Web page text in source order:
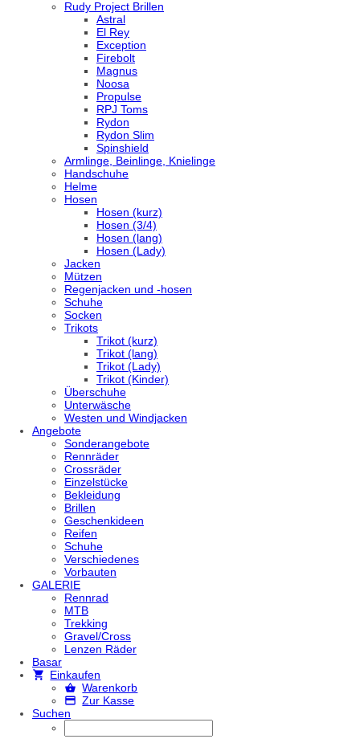
Rudy Project Brillen
Astral
El Rey
Exception
Firebolt
Magnus
Noosa
Propulse
RPJ Toms
Rydon
Rydon Slim
Spinshield
Armlinge, Beinlinge, Knielinge
Handschuhe
Helme
Hosen
Hosen (kurz)
Hosen (3/4)
Hosen (lang)
Hosen (Lady)
Jacken
Mützen
Regenjacken und -hosen
Schuhe
Socken
Trikots
Trikot (kurz)
Trikot (lang)
Trikot (Lady)
Trikot (Kinder)
Überschuhe
Unterwäsche
Westen und Windjacken
Angebote
Sonderangebote
Rennräder
Crossräder
Einzelstücke
Bekleidung
Brillen
Geschenkideen
Reifen
Schuhe
Verschiedenes
Vorbauten
GALERIE
Rennrad
MTB
Trekking
Gravel/Cross
Lenzen Räder
Basar
Einkaufen
Warenkorb
Zur Kasse
Suchen